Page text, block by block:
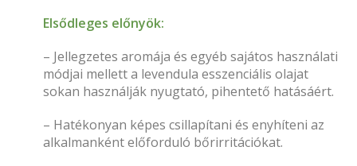
Elsődleges előnyök:
– Jellegzetes aromája és egyéb sajátos használati
módjai mellett a levendula esszenciális olajat
sokan használják nyugtató, pihentető hatásáért.
– Hatékonyan képes csillapítani és enyhíteni az
alkalmanként előforduló bőrirritációkat.